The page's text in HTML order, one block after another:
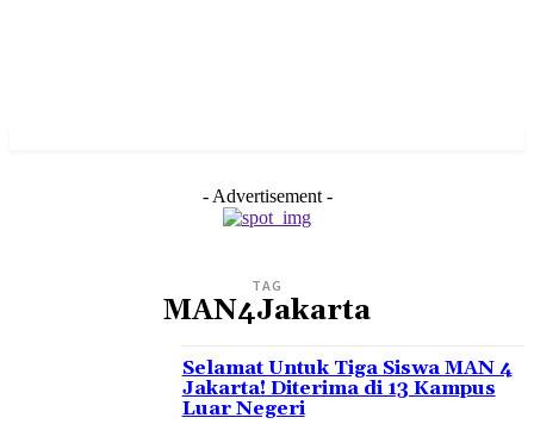
- Advertisement -
TAG
MAN4Jakarta
Selamat Untuk Tiga Siswa MAN 4
Jakarta! Diterima di 13 Kampus
Luar Negeri